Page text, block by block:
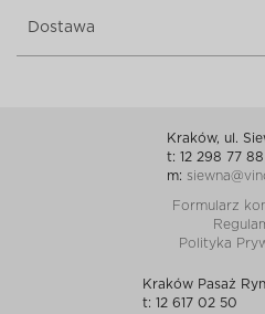
Dostawa
Kraków, ul.
t: 12 298 77 88
m:
Formularz
Polityka
Kraków Pasaż
t: 12 617 02 50